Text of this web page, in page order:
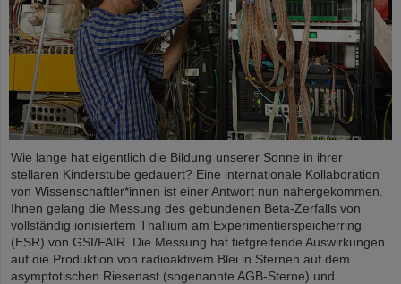
Wie lange hat eigentlich die Bildung unserer Sonne in ihrer
stellaren Kinderstube gedauert? Eine internationale Kollaboration
von Wissenschaftler*innen ist einer Antwort nun nähergekommen.
Ihnen gelang die Messung des gebundenen Beta-Zerfalls von
vollständig ionisiertem Thallium am Experimentierspeicherring
(ESR) von GSI/FAIR. Die Messung hat tiefgreifende Auswirkungen
auf die Produktion von radioaktivem Blei in Sternen auf dem
asymptotischen Riesenast (sogenannte AGB-Sterne) und ...